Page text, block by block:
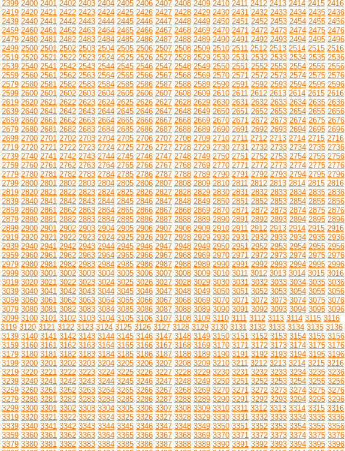
2399 2400 2401 2402 2403 2404 2405 2406 2407 2408 2409 2410 2411 2412 2413 2414 2415 2416
2419 2420 2421 2422 2423 2424 2425 2426 2427 2428 2429 2430 2431 2432 2433 2434 2435 2436
2439 2440 2441 2442 2443 2444 2445 2446 2447 2448 2449 2450 2451 2452 2453 2454 2455 2456
2459 2460 2461 2462 2463 2464 2465 2466 2467 2468 2469 2470 2471 2472 2473 2474 2475 2476
2479 2480 2481 2482 2483 2484 2485 2486 2487 2488 2489 2490 2491 2492 2493 2494 2495 2496
2499 2500 2501 2502 2503 2504 2505 2506 2507 2508 2509 2510 2511 2512 2513 2514 2515 2516
2519 2520 2521 2522 2523 2524 2525 2526 2527 2528 2529 2530 2531 2532 2533 2534 2535 2536
2539 2540 2541 2542 2543 2544 2545 2546 2547 2548 2549 2550 2551 2552 2553 2554 2555 2556
2559 2560 2561 2562 2563 2564 2565 2566 2567 2568 2569 2570 2571 2572 2573 2574 2575 2576
2579 2580 2581 2582 2583 2584 2585 2586 2587 2588 2589 2590 2591 2592 2593 2594 2595 2596
2599 2600 2601 2602 2603 2604 2605 2606 2607 2608 2609 2610 2611 2612 2613 2614 2615 2616
2619 2620 2621 2622 2623 2624 2625 2626 2627 2628 2629 2630 2631 2632 2633 2634 2635 2636
2639 2640 2641 2642 2643 2644 2645 2646 2647 2648 2649 2650 2651 2652 2653 2654 2655 2656
2659 2660 2661 2662 2663 2664 2665 2666 2667 2668 2669 2670 2671 2672 2673 2674 2675 2676
2679 2680 2681 2682 2683 2684 2685 2686 2687 2688 2689 2690 2691 2692 2693 2694 2695 2696
2699 2700 2701 2702 2703 2704 2705 2706 2707 2708 2709 2710 2711 2712 2713 2714 2715 2716
2719 2720 2721 2722 2723 2724 2725 2726 2727 2728 2729 2730 2731 2732 2733 2734 2735 2736
2739 2740 2741 2742 2743 2744 2745 2746 2747 2748 2749 2750 2751 2752 2753 2754 2755 2756
2759 2760 2761 2762 2763 2764 2765 2766 2767 2768 2769 2770 2771 2772 2773 2774 2775 2776
2779 2780 2781 2782 2783 2784 2785 2786 2787 2788 2789 2790 2791 2792 2793 2794 2795 2796
2799 2800 2801 2802 2803 2804 2805 2806 2807 2808 2809 2810 2811 2812 2813 2814 2815 2816
2819 2820 2821 2822 2823 2824 2825 2826 2827 2828 2829 2830 2831 2832 2833 2834 2835 2836
2839 2840 2841 2842 2843 2844 2845 2846 2847 2848 2849 2850 2851 2852 2853 2854 2855 2856
2859 2860 2861 2862 2863 2864 2865 2866 2867 2868 2869 2870 2871 2872 2873 2874 2875 2876
2879 2880 2881 2882 2883 2884 2885 2886 2887 2888 2889 2890 2891 2892 2893 2894 2895 2896
2899 2900 2901 2902 2903 2904 2905 2906 2907 2908 2909 2910 2911 2912 2913 2914 2915 2916
2919 2920 2921 2922 2923 2924 2925 2926 2927 2928 2929 2930 2931 2932 2933 2934 2935 2936
2939 2940 2941 2942 2943 2944 2945 2946 2947 2948 2949 2950 2951 2952 2953 2954 2955 2956
2959 2960 2961 2962 2963 2964 2965 2966 2967 2968 2969 2970 2971 2972 2973 2974 2975 2976
2979 2980 2981 2982 2983 2984 2985 2986 2987 2988 2989 2990 2991 2992 2993 2994 2995 2996
2999 3000 3001 3002 3003 3004 3005 3006 3007 3008 3009 3010 3011 3012 3013 3014 3015 3016
3019 3020 3021 3022 3023 3024 3025 3026 3027 3028 3029 3030 3031 3032 3033 3034 3035 3036
3039 3040 3041 3042 3043 3044 3045 3046 3047 3048 3049 3050 3051 3052 3053 3054 3055 3056
3059 3060 3061 3062 3063 3064 3065 3066 3067 3068 3069 3070 3071 3072 3073 3074 3075 3076
3079 3080 3081 3082 3083 3084 3085 3086 3087 3088 3089 3090 3091 3092 3093 3094 3095 3096
3099 3100 3101 3102 3103 3104 3105 3106 3107 3108 3109 3110 3111 3112 3113 3114 3115 3116
3119 3120 3121 3122 3123 3124 3125 3126 3127 3128 3129 3130 3131 3132 3133 3134 3135 3136
3139 3140 3141 3142 3143 3144 3145 3146 3147 3148 3149 3150 3151 3152 3153 3154 3155 3156
3159 3160 3161 3162 3163 3164 3165 3166 3167 3168 3169 3170 3171 3172 3173 3174 3175 3176
3179 3180 3181 3182 3183 3184 3185 3186 3187 3188 3189 3190 3191 3192 3193 3194 3195 3196
3199 3200 3201 3202 3203 3204 3205 3206 3207 3208 3209 3210 3211 3212 3213 3214 3215 3216
3219 3220 3221 3222 3223 3224 3225 3226 3227 3228 3229 3230 3231 3232 3233 3234 3235 3236
3239 3240 3241 3242 3243 3244 3245 3246 3247 3248 3249 3250 3251 3252 3253 3254 3255 3256
3259 3260 3261 3262 3263 3264 3265 3266 3267 3268 3269 3270 3271 3272 3273 3274 3275 3276
3279 3280 3281 3282 3283 3284 3285 3286 3287 3288 3289 3290 3291 3292 3293 3294 3295 3296
3299 3300 3301 3302 3303 3304 3305 3306 3307 3308 3309 3310 3311 3312 3313 3314 3315 3316
3319 3320 3321 3322 3323 3324 3325 3326 3327 3328 3329 3330 3331 3332 3333 3334 3335 3336
3339 3340 3341 3342 3343 3344 3345 3346 3347 3348 3349 3350 3351 3352 3353 3354 3355 3356
3359 3360 3361 3362 3363 3364 3365 3366 3367 3368 3369 3370 3371 3372 3373 3374 3375 3376
3379 3380 3381 3382 3383 3384 3385 3386 3387 3388 3389 3390 3391 3392 3393 3394 3395 3396